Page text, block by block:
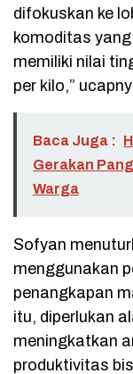
difokuskan ke
komoditas
memiliki nilai
per kilo,”
Baca Juga :
Gerakan
Warga
Sofyan
menggunakan
penangkapan
itu, diperlukan
meningkatkan
produktivitas